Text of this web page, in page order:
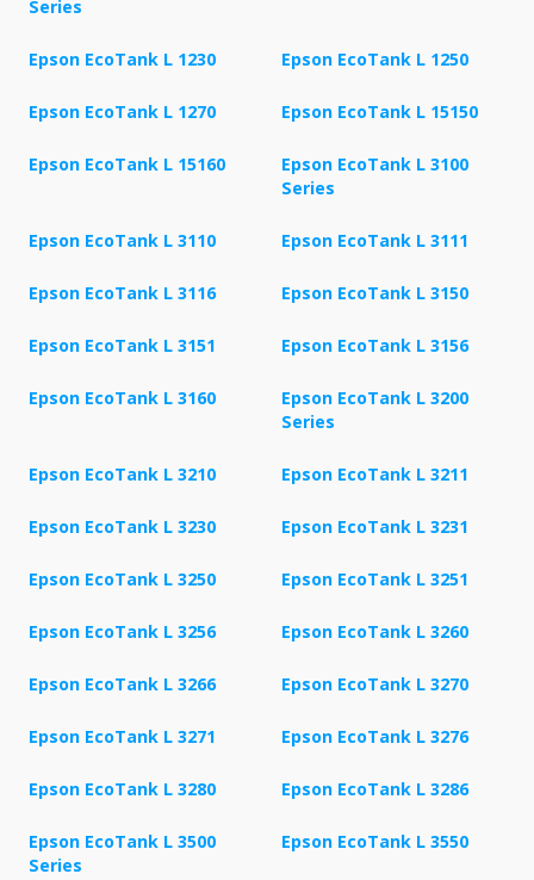
Series
Epson EcoTank L 1230 Epson EcoTank L 1250
Epson EcoTank L 1270 Epson EcoTank L 15150
Epson EcoTank L 15160
Epson EcoTank L 3100
Series
Epson EcoTank L 3110 Epson EcoTank L 3111
Epson EcoTank L 3116 Epson EcoTank L 3150
Epson EcoTank L 3151 Epson EcoTank L 3156
Epson EcoTank L 3160
Epson EcoTank L 3200
Series
Epson EcoTank L 3210 Epson EcoTank L 3211
Epson EcoTank L 3230 Epson EcoTank L 3231
Epson EcoTank L 3250 Epson EcoTank L 3251
Epson EcoTank L 3256 Epson EcoTank L 3260
Epson EcoTank L 3266 Epson EcoTank L 3270
Epson EcoTank L 3271 Epson EcoTank L 3276
Epson EcoTank L 3280 Epson EcoTank L 3286
Epson EcoTank L 3500
Series
Epson EcoTank L 3550